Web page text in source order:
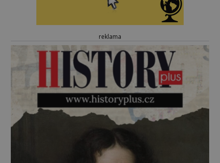
reklama